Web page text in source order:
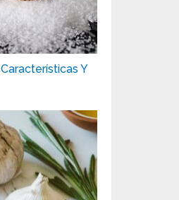
Y